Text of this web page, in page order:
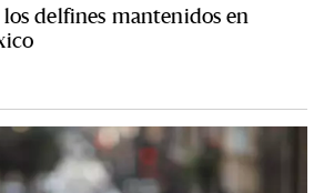
delfines mantenidos en